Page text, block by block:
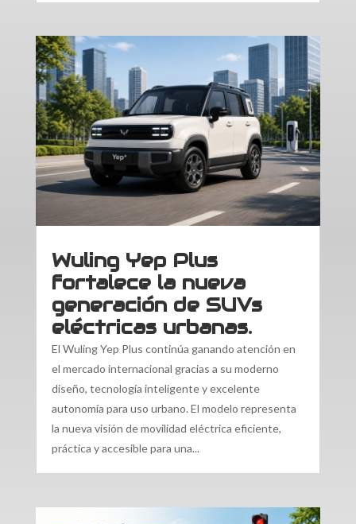
Wuling Yep Plus
fortalece la nueva
generación de SUVs
eléctricas urbanas.
El Wuling Yep Plus continúa ganando atención en
el mercado internacional gracias a su moderno
diseño, tecnología inteligente y excelente
autonomía para uso urbano. El modelo representa
la nueva visión de movilidad eléctrica eficiente,
práctica y accesible para una...